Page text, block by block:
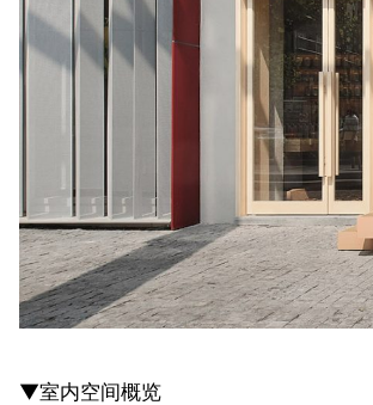
▼室内空间概览